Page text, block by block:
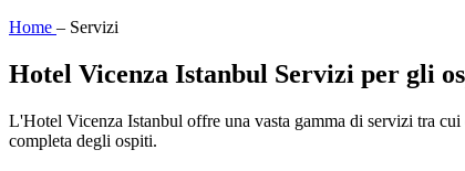
Home – Servizi
Hotel Vicenza Istanbul Servizi per gli
L'Hotel Vicenza Istanbul offre una vasta gamma di servizi tra
completa degli ospiti.